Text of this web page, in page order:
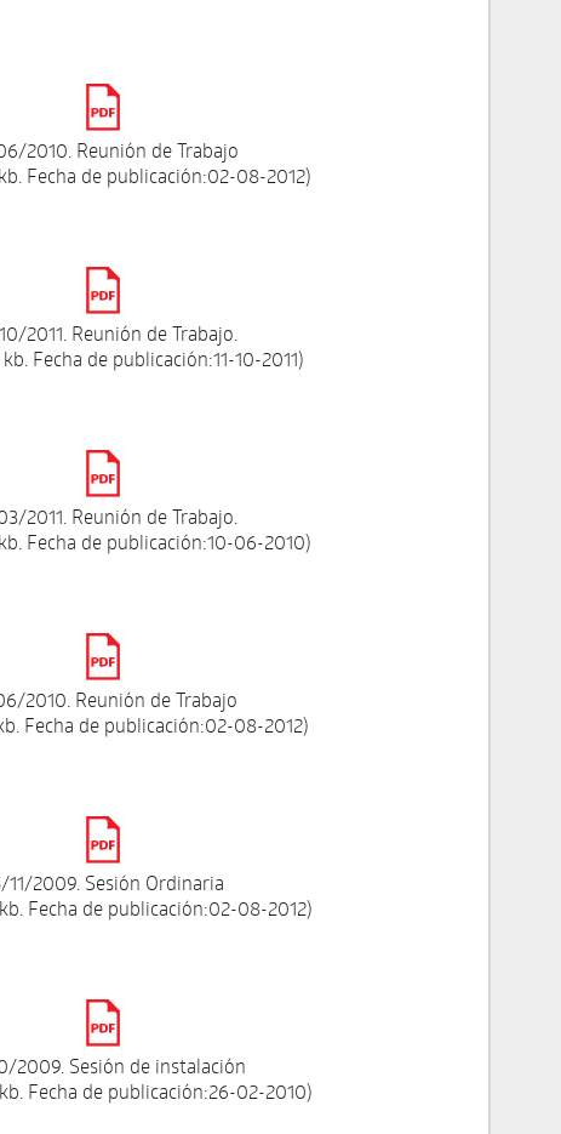
2010. Reunión de Trabajo
Fecha de publicación:02-08-2012)
2011. Reunión de Trabajo.
Fecha de publicación:11-10-2011)
2011. Reunión de Trabajo.
kb. Fecha de publicación:10-06-2010)
2010. Reunión de Trabajo
Fecha de publicación:02-08-2012)
11/2009. Sesión Ordinaria
Fecha de publicación:02-08-2012)
2009. Sesión de instalación
Fecha de publicación:26-02-2010)